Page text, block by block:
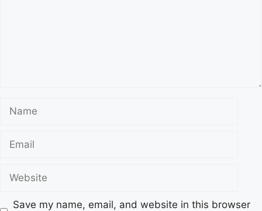
Save my name, email, and website in this browser